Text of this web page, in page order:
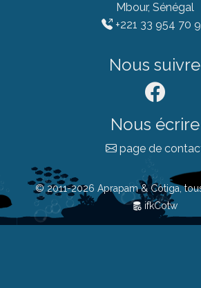
Mbour, Sénégal
+221 33 954 70
Nous suivre
Nous écrire
page de
© 2011-2026 Aprapam & Cotiga,
ifkCotw